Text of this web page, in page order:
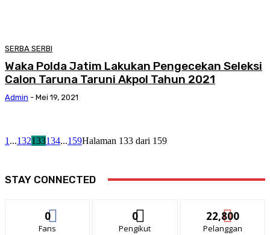
SERBA SERBI
Waka Polda Jatim Lakukan Pengecekan Seleksi
Calon Taruna Taruni Akpol Tahun 2021
Admin - Mei 19, 2021
1 ...132133134...159Halaman 133 dari 159
STAY CONNECTED
0
Fans
0
Pengikut
22,800
Pelanggan